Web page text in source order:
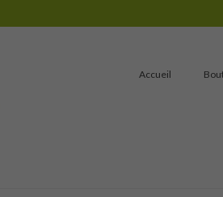
Accueil